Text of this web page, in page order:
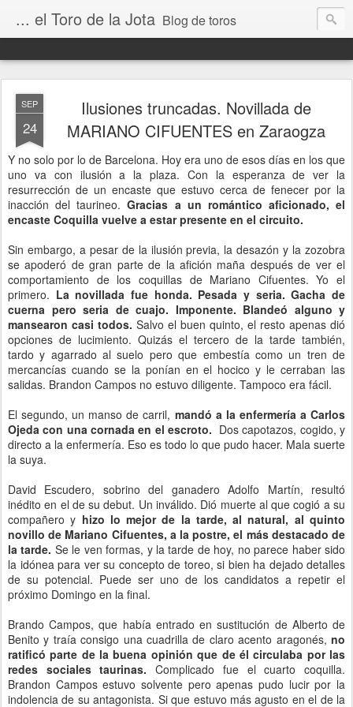
... el Toro de la Jota Blog de toros
SEP
24
Ilusiones truncadas. Novillada de
MARIANO CIFUENTES en Zaraogza
Y no solo por lo de Barcelona. Hoy era uno de esos días en los que
uno va con ilusión a la plaza. Con la esperanza de ver la
resurrección de un encaste que estuvo cerca de fenecer por la
inacción del taurineo.Gracias a un romántico aficionado, el
encaste Coquilla vuelve a estar presente en el circuito.
Sin embargo, a pesar de la ilusión previa, la desazón y la zozobra
se apoderó de gran parte de la afición maña después de ver el
comportamiento de los coquillas de Mariano Cifuentes. Yo el
primero. La novillada fue honda. Pesada y seria. Gacha de
cuerna pero seria de cuajo. Imponente. Blandeó alguno y
mansearon casi todos. Salvo el buen quinto, el resto apenas dió
opciones de lucimiento. Quizás el tercero de la tarde también,
tardo y agarrado al suelo pero que embestía como un tren de
mercancías cuando se la ponían en el hocico y le cerraban las
salidas. Brandon Campos no estuvo diligente. Tampoco era fácil.
El segundo, un manso de carril, mandó a la enfermería a Carlos
Ojeda con una cornada en el escroto. Dos capotazos, cogido, y
directo a la enfermería. Eso es todo lo que pudo hacer. Mala suerte
la suya.
David Escudero, sobrino del ganadero Adolfo Martín, resultó
inédito en el de su debut. Un inválido. Dió muerte al que cogió a su
compañero y hizo lo mejor de la tarde, al natural, al quinto
novillo de Mariano Cifuentes, a la postre, el más destacado de
la tarde. Se le ven formas, y la tarde de hoy, no parece haber sido
la idónea para ver su concepto de toreo, si bien ha dejado detalles
de su potencial. Puede ser uno de los candidatos a repetir el
próximo Domingo en la final.
Brando Campos, que había entrado en sustitución de Alberto de
Benito y traía consigo una cuadrilla de claro acento aragonés, no
ratificó parte de la buena opinión que de él circulaba por las
redes sociales taurinas.Complicado fue el cuarto coquilla.
Brandon Campos estuvo solvente pero apenas pudo lucir por la
indolencia de su antagonista. Si que estuvo más agusto en el de la